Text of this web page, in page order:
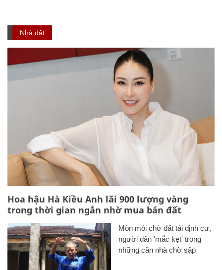
Nhà đất
Hoa hậu Hà Kiều Anh lãi 900 lượng vàng
trong thời gian ngắn nhờ mua bán đất
Mòn mỏi chờ đất tái định cư,
người dân 'mắc kẹt' trong
những căn nhà chờ sập